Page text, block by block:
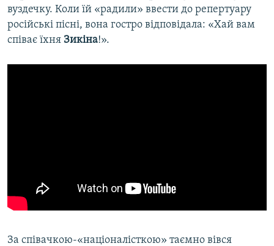
вуздечку. Коли їй «радили» ввести до репертуару
російські пісні, вона гостро відповідала: «Хай вам
співає їхня Зикіна!».
За співачкою-«націоналісткою» таємно вівся